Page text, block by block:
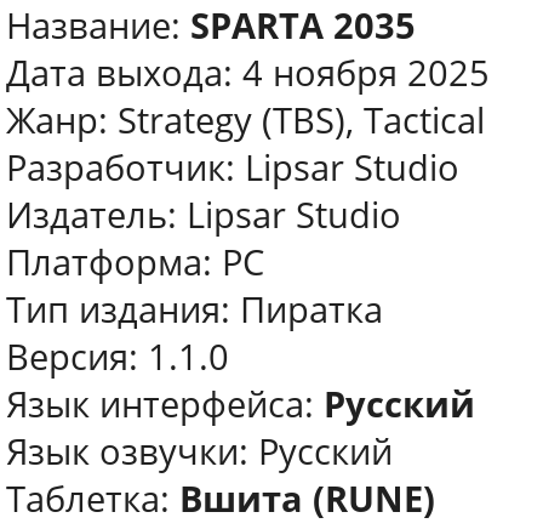
Название: SPARTA 2035
Дата выхода: 4 ноября 2025
Жанр: Strategy (TBS), Tactical
Разработчик: Lipsar Studio
Издатель: Lipsar Studio
Платформа: PC
Тип издания: Пиратка
Версия: 1.1.0
Язык интерфейса: Русский
Язык озвучки: Русский
Таблетка: Вшита (RUNE)